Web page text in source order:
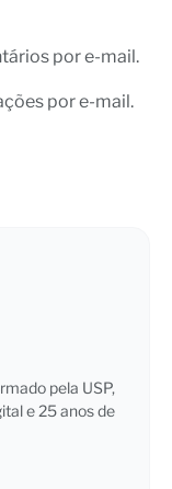
por e-mail.
por e-mail.
pela USP,
e 25 anos de